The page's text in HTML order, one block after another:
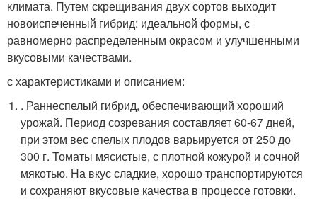
климата. Путем скрещивания двух сортов выходит
новоиспеченный гибрид: идеальной формы, с
равномерно распределенным окрасом и улучшенными
вкусовыми качествами.
с характеристиками и описанием:
. Раннеспелый гибрид, обеспечивающий хороший
урожай. Период созревания составляет 60-67 дней,
при этом вес спелых плодов варьируется от 250 до
300 г. Томаты мясистые, с плотной кожурой и сочной
мякотью. На вкус сладкие, хорошо транспортируются
и сохраняют вкусовые качества в процессе готовки.